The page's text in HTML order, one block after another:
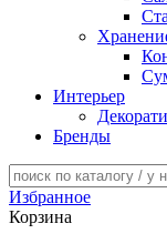
Интерьер
Бренды
Избранное
Корзина